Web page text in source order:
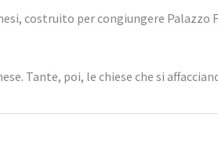
costruito per congiungere Palazzo
Tante, poi, le chiese che si